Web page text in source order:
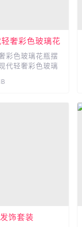
奢彩色玻璃花
件
彩色玻璃花瓶摆
轻奢彩色玻璃
渐变拼色 ，独特
饰套装